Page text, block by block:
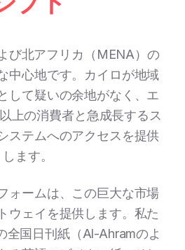
び北アフリカ（MENA）の
中心地です。カイロが地域
して疑いの余地がなく、エ
上の消費者と急成長するス
ステムへのアクセスを提供
します。
ォームは、この巨大な市場
ウェイを提供します。私た
全国日刊紙（Al-Ahramのよ